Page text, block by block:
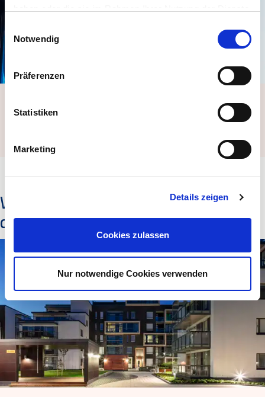
Cookie-Erklärung
auf unserer Website jederzeit ändern
Notwendig
Präferenzen
Statistiken
Marketing
Details zeigen
Cookies zulassen
Nur notwendige Cookies verwenden
Überwachungskameras erhöhen die Sicherheit in Ihrem
Wir unterstützen unsere Kunden
dabei, erfolgreich zu sein